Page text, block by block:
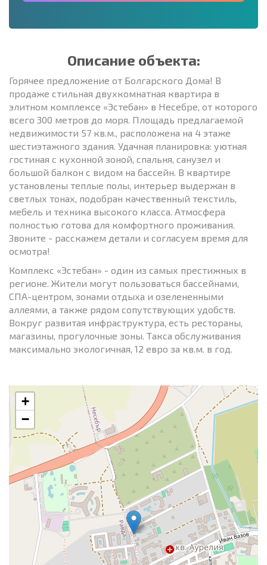
Описание объекта:
Горячее предложение от Болгарского Дома! В
продаже стильная двухкомнатная квартира в
элитном комплексе «Эстебан» в Несебре, от которого
всего 300 метров до моря. Площадь предлагаемой
недвижимости 57 кв.м., расположена на 4 этаже
шестиэтажного здания. Удачная планировка: уютная
гостиная с кухонной зоной, спальня, санузел и
большой балкон с видом на бассейн. В квартире
установлены теплые полы, интерьер выдержан в
светлых тонах, подобран качественный текстиль,
мебель и техника высокого класса. Атмосфера
полностью готова для комфортного проживания.
Звоните - расскажем детали и согласуем время для
осмотра!
Комплекс «Эстебан» - один из самых престижных в
регионе. Жители могут пользоваться бассейнами,
СПА-центром, зонами отдыха и озелененными
аллеями, а также рядом сопутствующих удобств.
Вокруг развитая инфраструктура, есть рестораны,
магазины, прогулочные зоны. Такса обслуживания
максимально экологичная, 12 евро за кв.м. в год.
+
−